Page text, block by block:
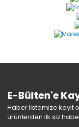
Ürün resmi
Ürün
Ürün
E-Bülten'e
Haber listemize kayıt
ürünlerden ilk siz